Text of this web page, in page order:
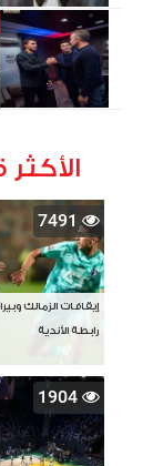
الأكثر
7491
إيقافات الزمالك
رابطة الأندية
1904